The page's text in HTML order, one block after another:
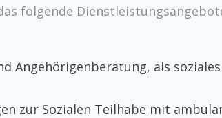
folgende
Angehörigenberatung, als soziales
zur Sozialen Teilhabe mit